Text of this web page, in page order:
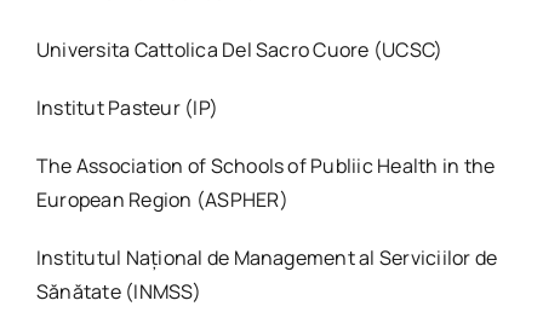
Universita Cattolica Del Sacro Cuore (UCSC)
Institut Pasteur (IP)
The Association of Schools of Publiic Health in the
European Region (ASPHER)
Institutul Național de Management al Serviciilor de
Sănătate (INMSS)